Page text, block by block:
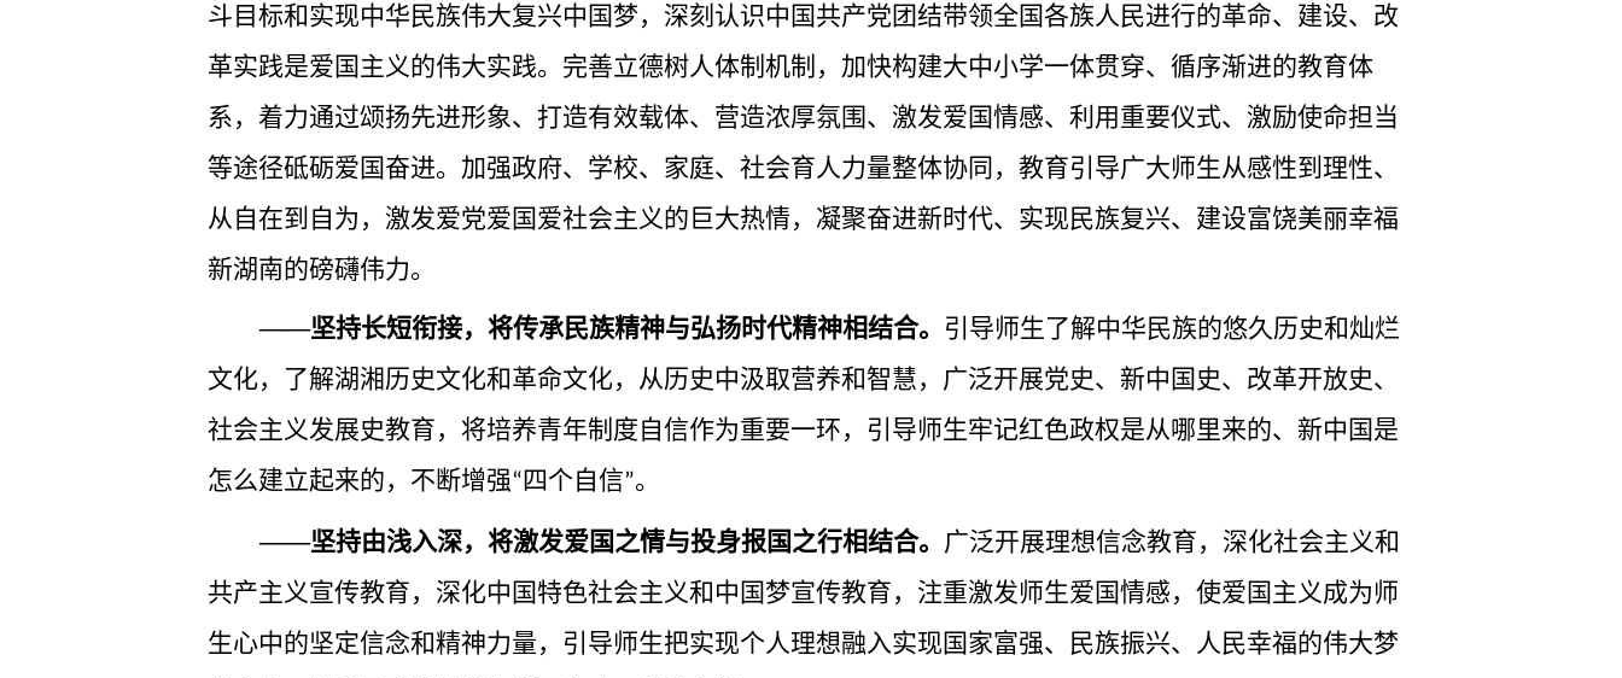
斗目标和实现中华民族伟大复兴中国梦，深刻认识中国共产党团结带领全国各族人民进行的革命、建设、改
革实践是爱国主义的伟大实践。完善立德树人体制机制，加快构建大中小学一体贯穿、循序渐进的教育体
系，着力通过颂扬先进形象、打造有效载体、营造浓厚氛围、激发爱国情感、利用重要仪式、激励使命担当
等途径砥砺爱国奋进。加强政府、学校、家庭、社会育人力量整体协同，教育引导广大师生从感性到理性、
从自在到自为，激发爱党爱国爱社会主义的巨大热情，凝聚奋进新时代、实现民族复兴、建设富饶美丽幸福
新湖南的磅礴伟力。
——坚持长短衔接，将传承民族精神与弘扬时代精神相结合。 引导师生了解中华民族的悠久历史和灿烂
文化，了解湖湘历史文化和革命文化，从历史中汲取营养和智慧，广泛开展党史、新中国史、改革开放史、
社会主义发展史教育，将培养青年制度自信作为重要一环，引导师生牢记红色政权是从哪里来的、新中国是
怎么建立起来的，不断增强“四个自信”。
——坚持由浅入深，将激发爱国之情与投身报国之行相结合。 广泛开展理想信念教育，深化社会主义和
共产主义宣传教育，深化中国特色社会主义和中国梦宣传教育，注重激发师生爱国情感，使爱国主义成为师
生心中的坚定信念和精神力量，引导师生把实现个人理想融入实现国家富强、民族振兴、人民幸福的伟大梦